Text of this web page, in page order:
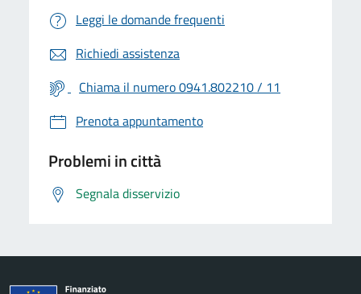
Leggi le domande frequenti
Richiedi assistenza
Chiama il numero 0941.802210 / 11
Prenota appuntamento
Problemi in città
Segnala disservizio